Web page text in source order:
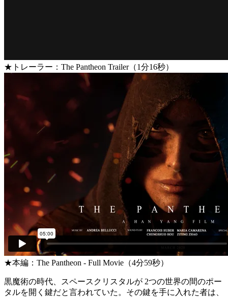
★トレーラー：The Pantheon Trailer（1分16秒）
★本編：The Pantheon - Full Movie（4分59秒）
黒魔術の時代、スペースクリスタルが 2つの世界の間のポー
タルを開く鍵だと言われていた。その鍵を手に入れた者は、